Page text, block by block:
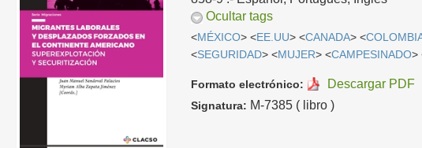
Ocultar tags
<MÉXICO> <EE.UU> <CANADA> <
<SEGURIDAD> <MUJER> <CAMPESINADO>
Formato electrónico: Descargar PDF
Signatura: M-7385 ( libro )